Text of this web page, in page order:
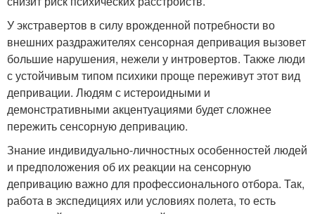
У экстравертов в силу врожденной потребности во
внешних раздражителях сенсорная депривация вызовет
большие нарушения, нежели у интровертов. Также люди
с устойчивым типом психики проще переживут этот вид
депривации. Людям с истероидными и
демонстративными акцентуациями будет сложнее
пережить сенсорную депривацию.
Знание индивидуально-личностных особенностей людей
и предположения об их реакции на сенсорную
депривацию важно для профессионального отбора. Так,
работа в экспедициях или условиях полета, то есть